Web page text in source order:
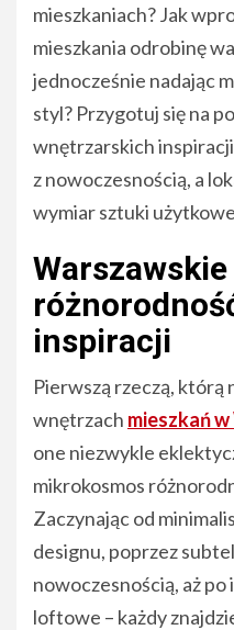
mieszkaniach? Jak
mieszkania odrobinę
jednocześnie nadając
styl? Przygotuj się na
wnętrzarskich
z nowoczesnością, a
wymiar sztuki
inspiracji
Pierwszą rzeczą, którą
wnętrzach mieszkań
one niezwykle
mikrokosmos
Zaczynając od
designu, poprzez
nowoczesnością, aż
loftowe – każdy